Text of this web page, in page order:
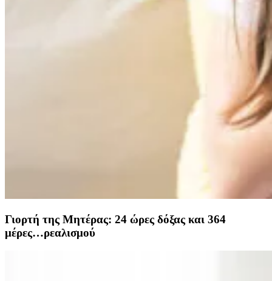
Γιορτή της Μητέρας: 24 ώρες δόξας και 364
μέρες…ρεαλισμού